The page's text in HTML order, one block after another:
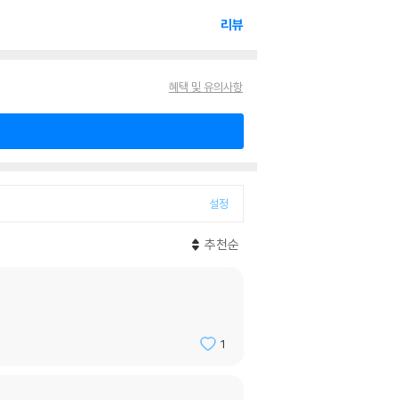
리뷰
혜택 및 유의사항
설정
추천순
1